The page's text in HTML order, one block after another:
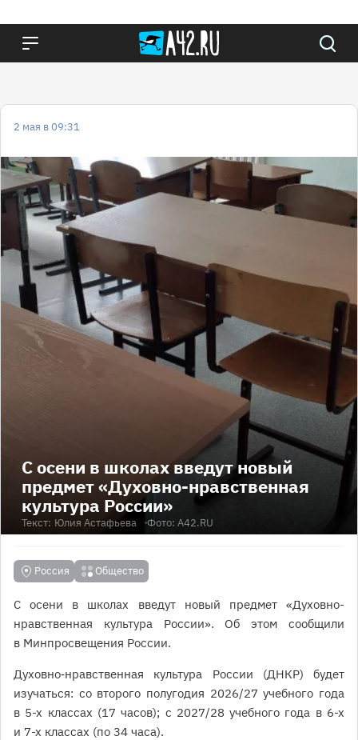
2 мая в 09:31
С осени в школах введут новый
предмет «Духовно-нравственная
культура России»
Текст: Юлия Астафьева Фото: A42.RU
Россия Общество
С осени в школах введут новый предмет «Духовно-
нравственная культура России». Об этом сообщили
в Минпросвещения России.
Духовно‑нравственная культура России (ДНКР) будет
изучаться: со второго полугодия 2026/27 учебного года
в 5-х классах (17 часов); с 2027/28 учебного года в 6-х
и 7-х классах (по 34 часа).